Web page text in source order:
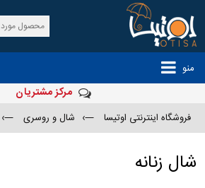
منو
مرکز مشتریان
فروشگاه اینترنتی اوتیسا —› شال و روسری —›
شال زنانه